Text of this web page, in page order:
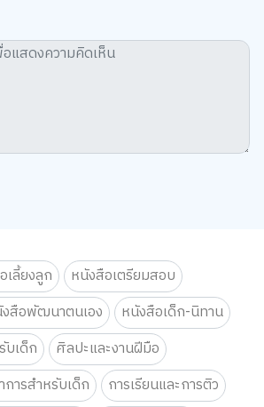
เลี้ยงลูก
หนังสือเตรียมสอบ
สือพัฒนาตนเอง
หนังสือเด็ก-นิทาน
บเด็ก
ศิลปะและงานฝีมือ
ารสำหรับเด็ก
การเรียนและการติว